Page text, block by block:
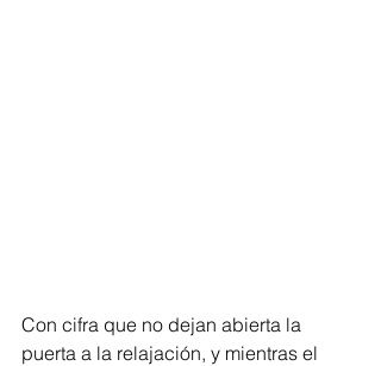
Con cifra que no dejan abierta la
puerta a la relajación, y mientras el